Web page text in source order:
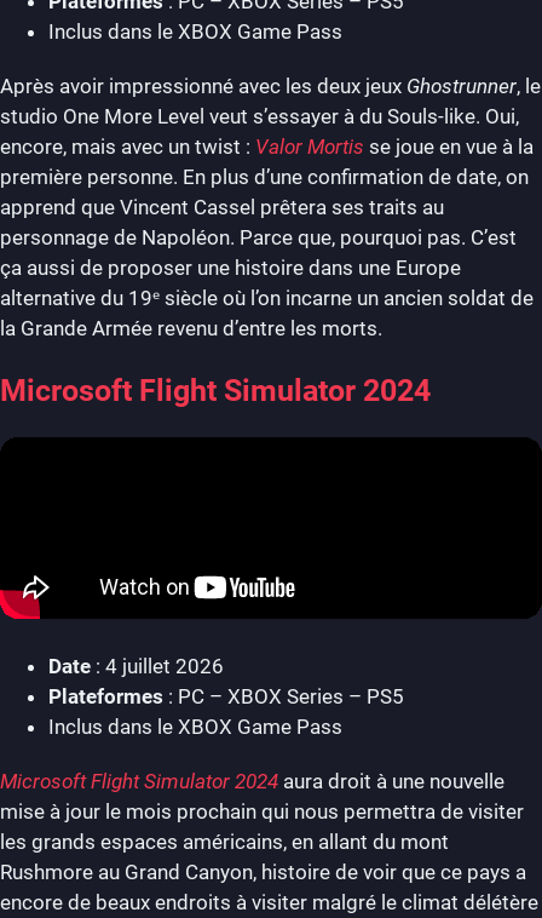
Inclus dans le XBOX Game Pass
Après avoir impressionné avec les deux jeux Ghostrunner, le
studio One More Level veut s’essayer à du Souls-like. Oui,
encore, mais avec un twist : Valor Mortis se joue en vue à la
première personne. En plus d’une confirmation de date, on
apprend que Vincent Cassel prêtera ses traits au
personnage de Napoléon. Parce que, pourquoi pas. C’est
ça aussi de proposer une histoire dans une Europe
alternative du 19ᵉ siècle où l’on incarne un ancien soldat de
la Grande Armée revenu d’entre les morts.
Microsoft Flight Simulator 2024
Date : 4 juillet 2026
Plateformes : PC – XBOX Series – PS5
Inclus dans le XBOX Game Pass
Microsoft Flight Simulator 2024 aura droit à une nouvelle
mise à jour le mois prochain qui nous permettra de visiter
les grands espaces américains, en allant du mont
Rushmore au Grand Canyon, histoire de voir que ce pays a
encore de beaux endroits à visiter malgré le climat délétère